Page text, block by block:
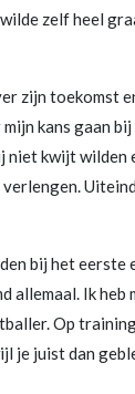
zelf heel
zijn toekomst
kans gaan
kwijt wilden
bij het
allemaal. Ik
Op
je juist dan